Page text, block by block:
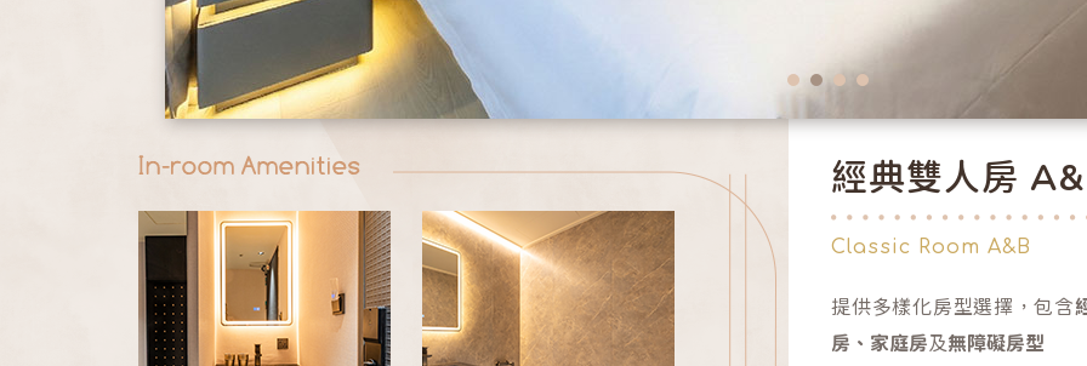
經典雙人房
Classic Room A&B
提供多樣化房型選擇，包含
房、家庭房及無障礙房型